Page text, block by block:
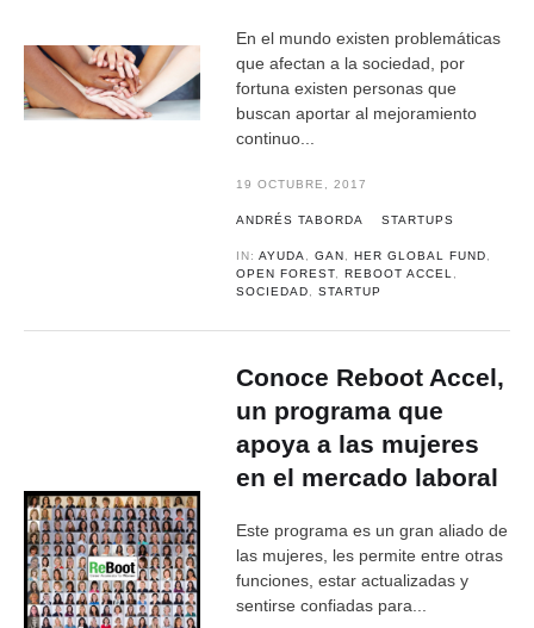
En el mundo existen problemáticas
que afectan a la sociedad, por
fortuna existen personas que
buscan aportar al mejoramiento
continuo...
19 OCTUBRE, 2017
ANDRÉS TABORDA STARTUPS
IN:AYUDA ,GAN ,HER GLOBAL FUND
OPEN FOREST ,REBOOT ACCEL
SOCIEDAD
,STARTUP
Conoce Reboot Accel,
un programa que
apoya a las mujeres
en el mercado laboral
Este programa es un gran aliado de
las mujeres, les permite entre otras
funciones, estar actualizadas y
sentirse confiadas para...